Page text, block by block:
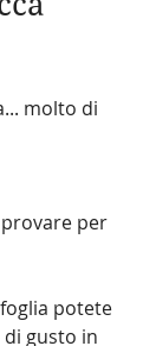
molto di
per
potete
gusto in